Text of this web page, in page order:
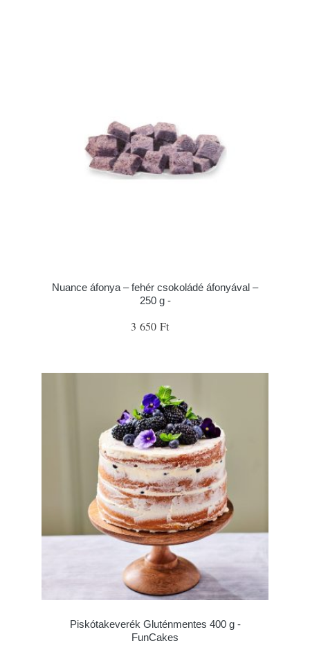
Nuance áfonya – fehér csokoládé áfonyával –
250 g -
3 650 Ft
Piskótakeverék Gluténmentes 400 g -
FunCakes